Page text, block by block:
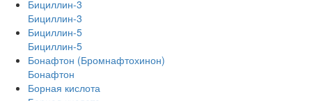
Бициллин-3
Бициллин-3
Бициллин-5
Бициллин-5
Бонафтон (Бромнафтохинон)
Бонафтон
Борная кислота